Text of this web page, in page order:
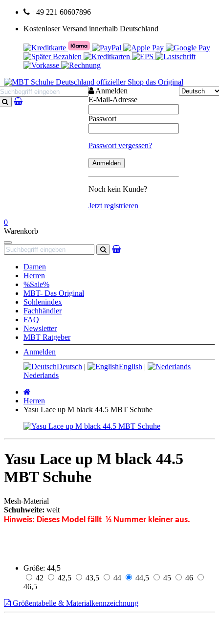
+49 221 60607896
Kostenloser Versand innerhalb Deutschland
Suchen
Anmelden
E-Mail-Adresse
Passwort
Passwort vergessen?
Noch kein Kunde?
Jetzt registrieren
0
Warenkorb
Navigation
Suchen
Damen
Herren
%Sale%
MBT- Das Original
Sohlenindex
Fachhändler
FAQ
Newsletter
MBT Ratgeber
Anmelden
Deutsch | English |
Nederlands
Herren
Yasu Lace up M black 44.5 MBT Schuhe
Yasu Lace up M black 44.5
MBT Schuhe
Mesh-Material
Schuhweite: weit
Hinweis: Dieses Model fällt ½ Nummer kleiner aus.
Größe: 44,5
42
42,5 43,5 44 44,5 45
46
46,5
Größentabelle & Materialkennzeichnung